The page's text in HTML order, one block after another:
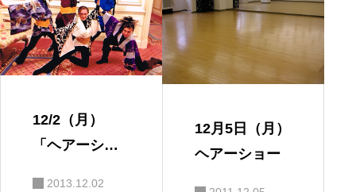
12/2（月）
「ヘアーショ
2013.12.02
12月5日（月）
ヘアーショー